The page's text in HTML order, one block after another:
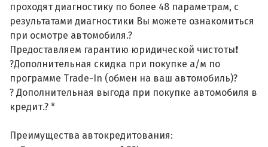
проходят диагностику по более 48 параметрам, с
результатами диагностики Вы можете ознакомиться
при осмотре автомобиля.?
Предоставляем гарантию юридической чистоты❗
?Дополнительная скидка при покупке а/м по
программе Trade-In (обмен на ваш автомобиль)?
? Дополнительная выгода при покупке автомобиля в
кредит.? *
Преимущества автокредитования: